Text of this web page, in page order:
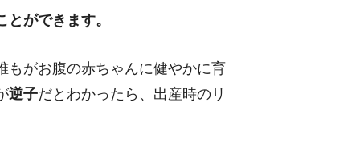
ができます。
もがお腹の赤ちゃんに健やかに育
逆子だとわかったら、出産時のリ